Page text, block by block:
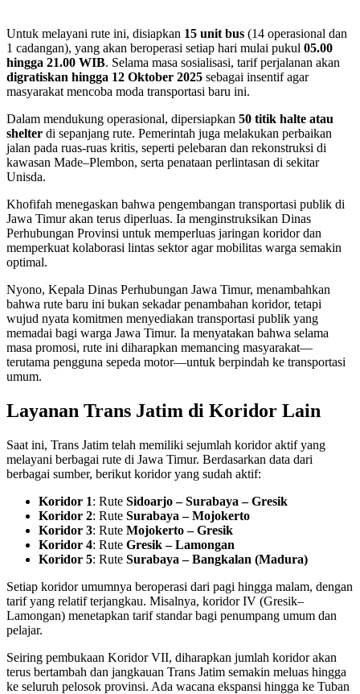
Untuk melayani rute ini, disiapkan 15 unit bus (14 operasional dan
1 cadangan), yang akan beroperasi setiap hari mulai pukul 05.00
hingga 21.00 WIB. Selama masa sosialisasi, tarif perjalanan akan
digratiskan hingga 12 Oktober 2025 sebagai insentif agar
masyarakat mencoba moda transportasi baru ini.
Dalam mendukung operasional, dipersiapkan 50 titik halte atau
shelter di sepanjang rute. Pemerintah juga melakukan perbaikan
jalan pada ruas-ruas kritis, seperti pelebaran dan rekonstruksi di
kawasan Made–Plembon, serta penataan perlintasan di sekitar
Unisda.
Khofifah menegaskan bahwa pengembangan transportasi publik di
Jawa Timur akan terus diperluas. Ia menginstruksikan Dinas
Perhubungan Provinsi untuk memperluas jaringan koridor dan
memperkuat kolaborasi lintas sektor agar mobilitas warga semakin
optimal.
Nyono, Kepala Dinas Perhubungan Jawa Timur, menambahkan
bahwa rute baru ini bukan sekadar penambahan koridor, tetapi
wujud nyata komitmen menyediakan transportasi publik yang
memadai bagi warga Jawa Timur. Ia menyatakan bahwa selama
masa promosi, rute ini diharapkan memancing masyarakat—
terutama pengguna sepeda motor—untuk berpindah ke transportasi
umum.
Layanan Trans Jatim di Koridor Lain
Saat ini, Trans Jatim telah memiliki sejumlah koridor aktif yang
melayani berbagai rute di Jawa Timur. Berdasarkan data dari
berbagai sumber, berikut koridor yang sudah aktif:
Koridor 1: Rute Sidoarjo – Surabaya – Gresik
Koridor 2: Rute Surabaya – Mojokerto
Koridor 3: Rute Mojokerto – Gresik
Koridor 4: Rute Gresik – Lamongan
Koridor 5: Rute Surabaya – Bangkalan (Madura)
Setiap koridor umumnya beroperasi dari pagi hingga malam, dengan
tarif yang relatif terjangkau. Misalnya, koridor IV (Gresik–
Lamongan) menetapkan tarif standar bagi penumpang umum dan
pelajar.
Seiring pembukaan Koridor VII, diharapkan jumlah koridor akan
terus bertambah dan jangkauan Trans Jatim semakin meluas hingga
ke seluruh pelosok provinsi. Ada wacana ekspansi hingga ke Tuban